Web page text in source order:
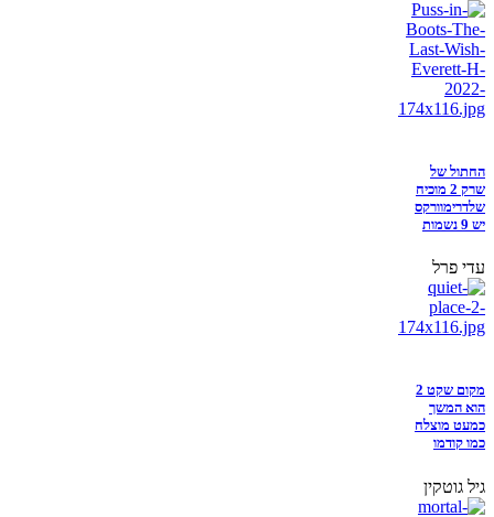
החתול של
שרק 2 מוכיח
שלדרימוורקס
יש 9 נשמות
עדי פרל
מקום שקט 2
הוא המשך
כמעט מוצלח
כמו קודמו
גיל גוטקין